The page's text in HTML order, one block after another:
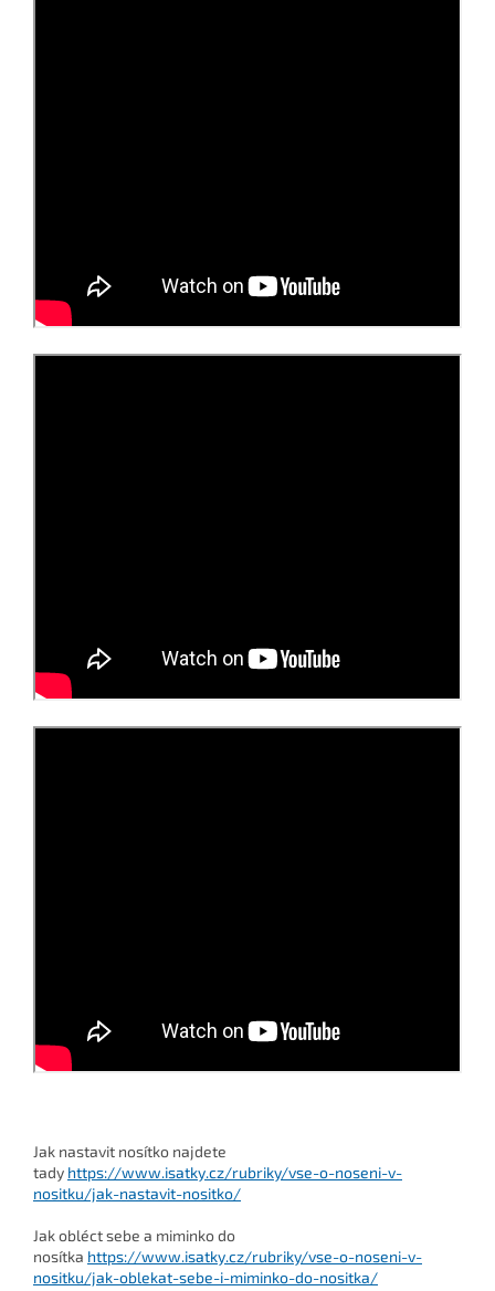
Jak nastavit nosítko najdete
tady https://www.isatky.cz/rubriky/vse-o-noseni-v-
nositku/jak-nastavit-nositko/
Jak obléct sebe a miminko do
nosítka https://www.isatky.cz/rubriky/vse-o-noseni-v-
nositku/jak-oblekat-sebe-i-miminko-do-nositka/